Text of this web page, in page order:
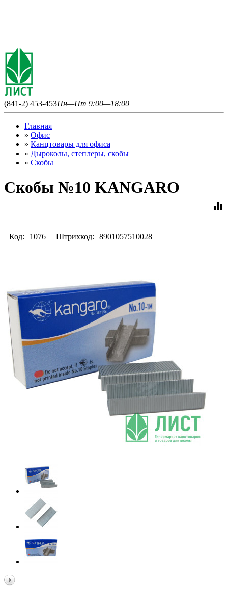
(841-2) 453-453Пн—Пт 9:00—18:00
Главная
» Офис
» Канцтовары для офиса
» Дыроколы, степлеры, скобы
» Скобы
Скобы №10 KANGARO
equalizer
Код: 1076 Штрихкод: 8901057510028